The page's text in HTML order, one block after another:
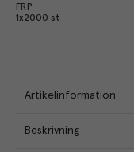
FRP
1x2000 st
Artikelinformation
Beskrivning